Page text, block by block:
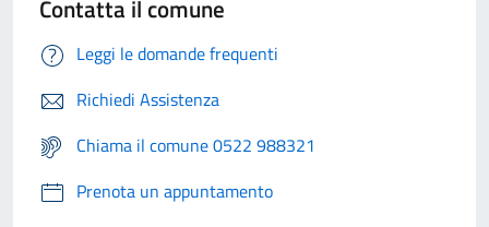
Contatta il comune
Leggi le domande frequenti
Richiedi Assistenza
Chiama il comune 0522 988321
Prenota un appuntamento